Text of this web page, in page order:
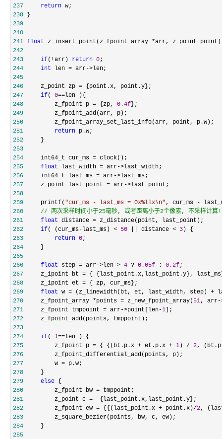
237
return
238
239
240
241 float z_insert_point(z_fpoint_array *
242
243
if(!arr) return 0
244
int len = arr->
245
246
     z_point zp =
247
if( 0==
248
         z_fpoint p = {zp,
0.4f
249
250
251
return
252
253
254
     int64_t cur_ms =
255
float last_width = arr->
256
     int64_t last_ms = arr->
257
     z_point last_point = arr->
258
259
     printf(
"cur_ms - last_ms = 0x%llx\n", cur_ms -
260
// 两次采样时间小于25毫秒, 或者距离小于2个像素, 不采样
261
float distance =
262
if( (cur_ms-last_ms) < 50 || distance < 3
263
return 0
264
265
266
float step = arr->len > 4 ? 0.05f : 0.2f
267
     z_ipoint bt =
268
     z_ipoint et =
269
float w = (z_linewidth(bt, et, last_width, step) +
270
     z_fpoint_array *points = z_new_fpoint_array(
51, arr-
271
     z_fpoint tmppoint = arr->point[len-
1
272
273
274
if( 1==
275
         z_fpoint p = { {(bt.p.x + et.p.x +
1 ) / 2,
276
277
         w =
278
279
else
280
         z_fpoint bw =
281
         z_point c =
282
         z_fpoint ew = {{(last_point.x + point.x)/
2,
283
284
285